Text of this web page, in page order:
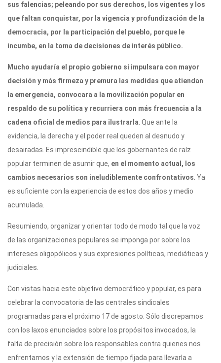
sus falencias; peleando por sus derechos, los vigentes y los
que faltan conquistar, por la vigencia y profundización de la
democracia, por la participación del pueblo, porque le
incumbe, en la toma de decisiones de interés público.
Mucho ayudaría el propio gobierno si impulsara con mayor
decisión y más firmeza y premura las medidas que atiendan
la emergencia, convocara a la movilización popular en
respaldo de su política y recurriera con más frecuencia a la
cadena oficial de medios para ilustrarla. Que ante la
evidencia, la derecha y el poder real queden al desnudo y
desairadas. Es imprescindible que los gobernantes de raíz
popular terminen de asumir que, en el momento actual, los
cambios necesarios son ineludiblemente confrontativos. Ya
es suficiente con la experiencia de estos dos años y medio
acumulada.
Resumiendo, organizar y orientar todo de modo tal que la voz
de las organizaciones populares se imponga por sobre los
intereses oligopólicos y sus expresiones políticas, mediáticas y
judiciales.
Con vistas hacia este objetivo democrático y popular, es para
celebrar la convocatoria de las centrales sindicales
programadas para el próximo 17 de agosto. Sólo discrepamos
con los laxos enunciados sobre los propósitos invocados, la
falta de precisión sobre los responsables contra quienes nos
enfrentamos y la extensión de tiempo fijada para llevarla a